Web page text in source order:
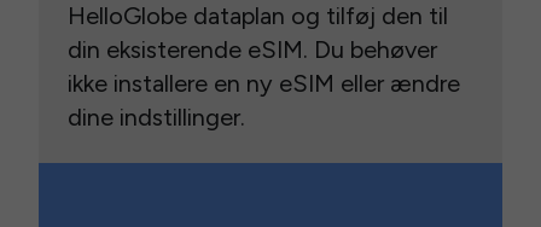
HelloGlobe dataplan og tilføj den til
din eksisterende eSIM. Du behøver
ikke installere en ny eSIM eller ændre
dine indstillinger.